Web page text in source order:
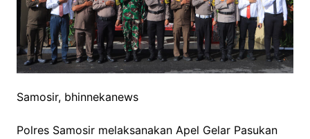
Samosir, bhinnekanews
Polres Samosir melaksanakan Apel Gelar Pasukan